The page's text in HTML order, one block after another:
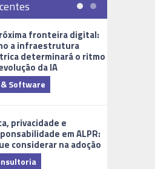
fronteira digital:
a infraestrutura
determinará o ritmo
da IA
Software
privacidade e
em ALPR:
considerar na adoção